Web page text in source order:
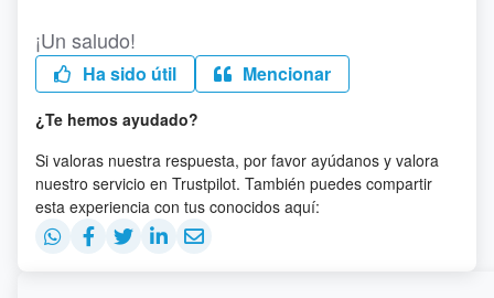
¡Un saludo!
Ha sido útil Mencionar
¿Te hemos ayudado?
Si valoras nuestra respuesta, por favor ayúdanos y valora
nuestro servicio en Trustpilot. También puedes compartir
esta experiencia con tus conocidos aquí: